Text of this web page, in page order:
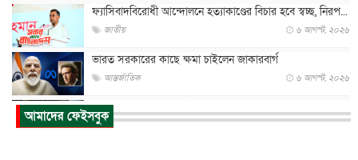
ফ্যাসিবাদবিরোধী আন্দোলনে হত্যাকাণ্ডের বিচার হবে স্বচ্ছ, নিরপ...
জাতীয় ৬ আগস্ট, ২০২৬
ভারত সরকারের কাছে ক্ষমা চাইলেন জাকারবার্গ
আন্তর্জাতিক ৬ আগস্ট, ২০২৬
আকাশে ট্রাম্পের হেলিকপ্টার ও যাত্রীবাহী বিমান মুখোমুখি, তদন্...
আন্তর্জাতিক
আমাদের ফেইসবুক